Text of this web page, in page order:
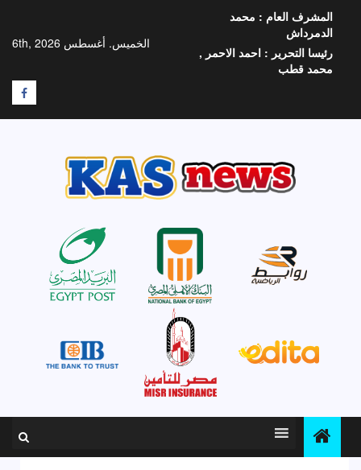
المحتوى
الخميس. أغسطس 6th, 2026
المشرف العام : محمد
الدمرداش
رئيسا التحرير : احمد الاحمر ,
محمد قطب
F